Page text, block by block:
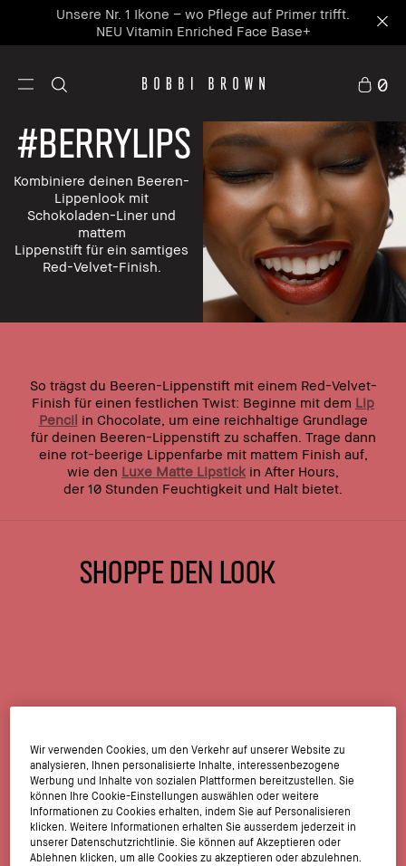
Unsere Nr. 1 Ikone – wo Pflege auf Primer trifft.
NEU Vitamin Enriched Face Base+
0
#BERRYLIPS
Kombiniere deinen Beeren-
Lippenlook mit
Schokoladen-Liner und
mattem
Lippenstift für ein samtiges
Red-Velvet-Finish.
So trägst du Beeren-Lippenstift mit einem Red-Velvet-
Finish für einen festlichen Twist: Beginne mit dem Lip
Pencil in Chocolate, um eine reichhaltige Grundlage
für deinen Beeren-Lippenstift zu schaffen. Trage dann
eine rot-beerige Lippenfarbe mit mattem Finish auf,
wie den Luxe Matte Lipstick in After Hours,
der 10 Stunden Feuchtigkeit und Halt bietet.
SHOPPE DEN LOOK
Wir verwenden Cookies, um den Verkehr auf unserer Website zu
analysieren, Ihnen personalisierte Inhalte, interessenbezogene
Werbung und Inhalte von sozialen Plattformen bereitzustellen. Sie
können Ihre Cookie-Einstellungen auswählen oder weitere
Informationen zu Cookies erhalten, indem Sie auf Personalisieren
klicken. Weitere Informationen erhalten Sie ausserdem jederzeit in
unserer Datenschutzrichtlinie. Sie können auf Akzeptieren oder
Ablehnen klicken, um alle Cookies zu akzeptieren oder abzulehnen.